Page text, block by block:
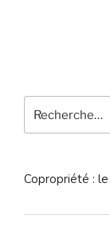
pour
Copropriété :